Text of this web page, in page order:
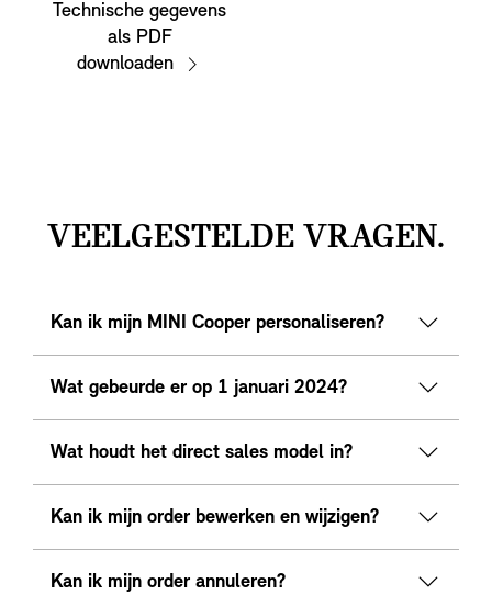
Technische gegevens
als PDF
downloaden
VEELGESTELDE VRAGEN.
Kan ik mijn MINI Cooper personaliseren?
Wat gebeurde er op 1 januari 2024?
Wat houdt het direct sales model in?
Kan ik mijn order bewerken en wijzigen?
Kan ik mijn order annuleren?